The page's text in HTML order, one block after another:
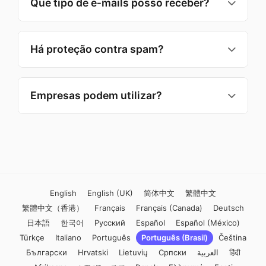
navegador do seu smartphone ou tablet.
Nenhum app é necessário.
Que tipo de e‑mails posso receber?
externos potencialmente perigosos são
bloqueados por padrão.
Há proteção contra spam?
automaticamente, o que desestimula uso para
spam prolongado. Utilizamos protocolos de
Empresas podem utilizar?
English English (UK) 简体中文
繁體中文
繁體中文（香港）
Français Français (Canada)
Deutsch
日本語
한국어 Русский Español
Español (México)
Türkçe
Italiano Português Português (Brasil)
Čeština
Български
Hrvatski Lietuvių Српски العربية
हिंदी